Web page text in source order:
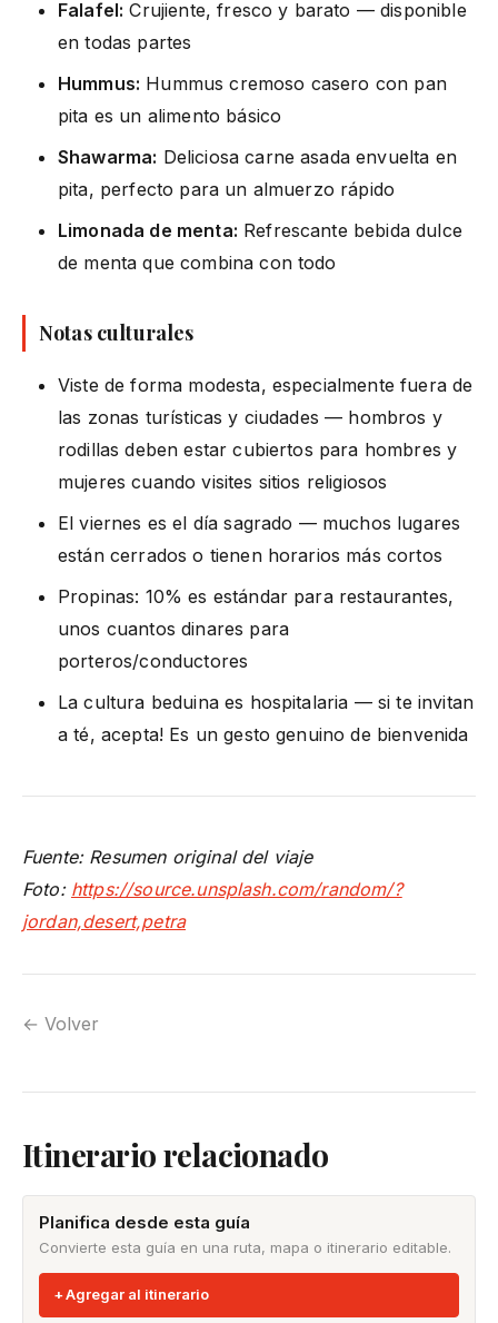
Falafel: Crujiente, fresco y barato — disponible
en todas partes
Hummus: Hummus cremoso casero con pan
pita es un alimento básico
Shawarma: Deliciosa carne asada envuelta en
pita, perfecto para un almuerzo rápido
Limonada de menta: Refrescante bebida dulce
de menta que combina con todo
Notas culturales
Viste de forma modesta, especialmente fuera de
las zonas turísticas y ciudades — hombros y
rodillas deben estar cubiertos para hombres y
mujeres cuando visites sitios religiosos
El viernes es el día sagrado — muchos lugares
están cerrados o tienen horarios más cortos
Propinas: 10% es estándar para restaurantes,
unos cuantos dinares para
porteros/conductores
La cultura beduina es hospitalaria — si te invitan
a té, acepta! Es un gesto genuino de bienvenida
Fuente: Resumen original del viaje
Foto: https://source.unsplash.com/random/?
jordan,desert,petra
← Volver
Itinerario relacionado
Planifica desde esta guía
Convierte esta guía en una ruta, mapa o itinerario editable.
Agregar al itinerario